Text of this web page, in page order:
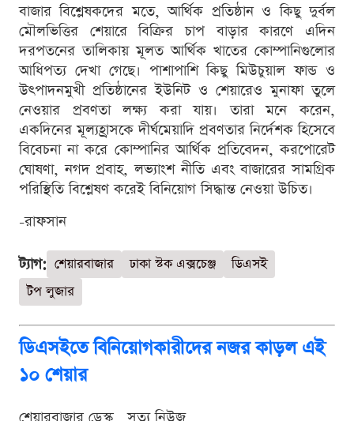
বাজার বিশ্লেষকদের মতে, আর্থিক প্রতিষ্ঠান ও কিছু দুর্বল
মৌলভিত্তির শেয়ারে বিক্রির চাপ বাড়ার কারণে এদিন
দরপতনের তালিকায় মূলত আর্থিক খাতের কোম্পানিগুলোর
আধিপত্য দেখা গেছে। পাশাপাশি কিছু মিউচুয়াল ফান্ড ও
উৎপাদনমুখী প্রতিষ্ঠানের ইউনিট ও শেয়ারেও মুনাফা তুলে
নেওয়ার প্রবণতা লক্ষ্য করা যায়। তারা মনে করেন,
একদিনের মূল্যহ্রাসকে দীর্ঘমেয়াদি প্রবণতার নির্দেশক হিসেবে
বিবেচনা না করে কোম্পানির আর্থিক প্রতিবেদন, করপোরেট
ঘোষণা, নগদ প্রবাহ, লভ্যাংশ নীতি এবং বাজারের সামগ্রিক
পরিস্থিতি বিশ্লেষণ করেই বিনিয়োগ সিদ্ধান্ত নেওয়া উচিত।
-রাফসান
ট্যাগ: শেয়ারবাজার ঢাকা স্টক এক্সচেঞ্জ
ডিএসই
টপ লুজার
ডিএসইতে বিনিয়োগকারীদের নজর কাড়ল এই
১০ শেয়ার